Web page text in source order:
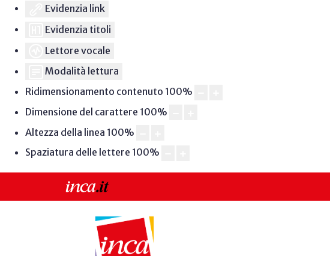
Evidenzia link
Evidenzia titoli
Lettore vocale
Modalità lettura
Ridimensionamento contenuto 100%
Dimensione del carattere 100%
Altezza della linea 100%
Spaziatura delle lettere 100%